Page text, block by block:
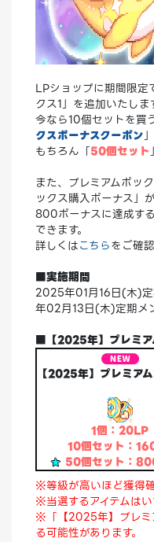
LPショップに期間限
クス1」を追加いたしま
今なら10個セットを買
クスボーナスクーポン
もちろん「50個セット
また、プレミアムボッ
ックス購入ボーナス」
800ボーナスに達成す
できます。
詳しくはこちらをご確
■実施期間
2025年01月16日(木)
年02月13日(木)定期メ
■【2025年】プレミア
【2025年】プレミア
1個：20LP
10個セット：
50個セット：
※等級が高いほど獲得
※当選するアイテムはい
※「【2025年】プレミ
る可能性があります。